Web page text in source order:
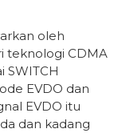
oleh
teknologi CDMA
SWITCH
EVDO dan
EVDO itu
dan kadang